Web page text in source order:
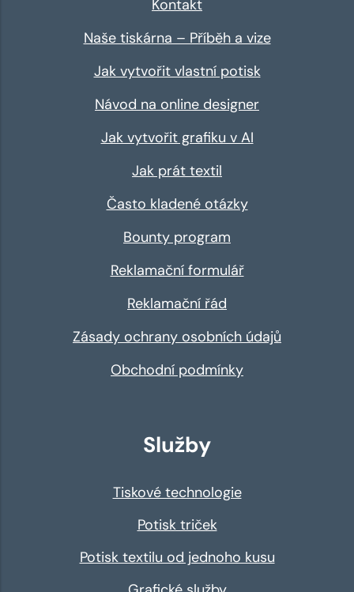
Kontakt
Naše tiskárna – Příběh a vize
Jak vytvořit vlastní potisk
Návod na online designer
Jak vytvořit grafiku v AI
Jak prát textil
Často kladené otázky
Bounty program
Reklamační formulář
Reklamační řád
Zásady ochrany osobních údajů
Obchodní podmínky
Služby
Tiskové technologie
Potisk triček
Potisk textilu od jednoho kusu